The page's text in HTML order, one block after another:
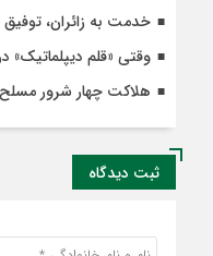
خدمت به زائران،
وقتی «قلم دیپلماتیک»
هلاکت چهار شرور مسلح وکشف ۷۰۰
ثبت دیدگاه